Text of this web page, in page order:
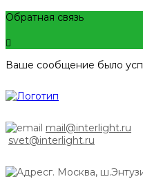
Обратная связь
Ваше сообщение было
mail@interlight.ru
svet@interlight.ru
г. Москва,